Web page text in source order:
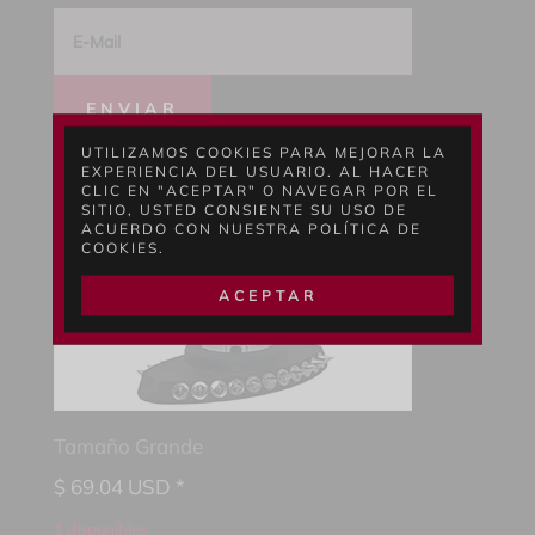
ENVIAR
$ 69.04 USD *
UTILIZAMOS COOKIES PARA MEJORAR LA
EXPERIENCIA DEL USUARIO. AL HACER
CLIC EN "ACEPTAR" O NAVEGAR POR EL
SITIO, USTED CONSIENTE SU USO DE
ACUERDO CON NUESTRA POLÍTICA DE
COOKIES.
ACEPTAR